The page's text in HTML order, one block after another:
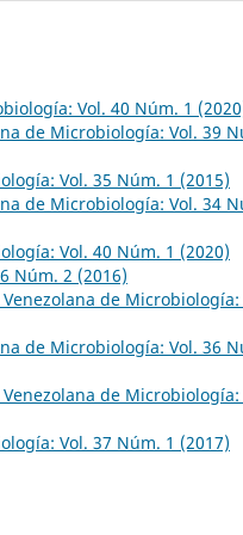
Vol. 40 Núm. 1
de Microbiología: Vol. 39
Vol. 35 Núm. 1 (2015)
de Microbiología: Vol. 34
Vol. 40 Núm. 1 (2020)
Núm. 2 (2016)
de Microbiología:
de Microbiología: Vol. 36
de Microbiología:
Vol. 37 Núm. 1 (2017)